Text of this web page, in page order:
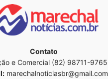
Contato
e Comercial (82) 98711-9765
marechalnoticiasbr@gmail.com